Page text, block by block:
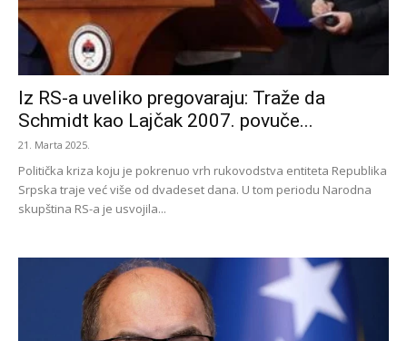
Iz RS-a uveliko pregovaraju: Traže da
Schmidt kao Lajčak 2007. povuče...
21. Marta 2025.
Politička kriza koju je pokrenuo vrh rukovodstva entiteta Republika
Srpska traje već više od dvadeset dana. U tom periodu Narodna
skupština RS-a je usvojila...